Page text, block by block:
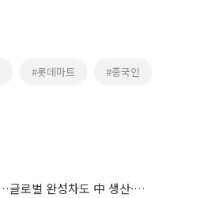
#롯데마트 #중국인
무뎌지는 ‘중국산’ 거부감…글로벌 완성차도 中 생산·협력 확대